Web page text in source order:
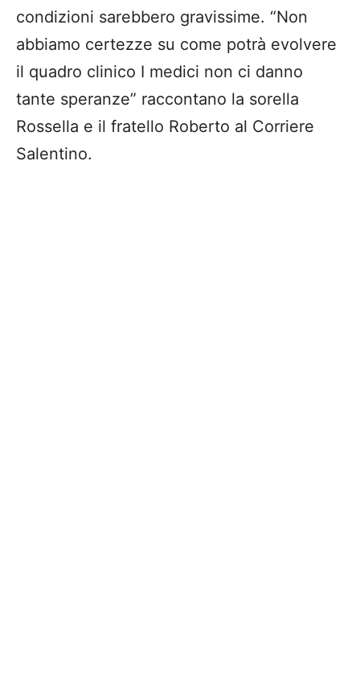
condizioni sarebbero gravissime. “Non
abbiamo certezze su come potrà evolvere
il quadro clinico I medici non ci danno
tante speranze” raccontano la sorella
Rossella e il fratello Roberto al Corriere
Salentino.